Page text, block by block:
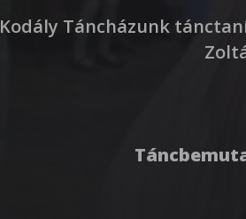
Kodály Táncházunk